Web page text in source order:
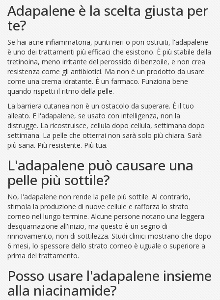
Adapalene è la scelta giusta per
te?
Se hai acne infiammatoria, punti neri o pori ostruiti, l'adapalene
è uno dei trattamenti più efficaci che esistono. È più stabile della
tretinoina, meno irritante del perossido di benzoile, e non crea
resistenza come gli antibiotici. Ma non è un prodotto da usare
come una crema idratante. È un farmaco. Funziona bene
quando rispetti il ritmo della pelle.
La barriera cutanea non è un ostacolo da superare. È il tuo
alleato. E l'adapalene, se usato con intelligenza, non la
distrugge. La ricostruisce, cellula dopo cellula, settimana dopo
settimana. La pelle che otterrai non sarà solo più chiara. Sarà
più sana. Più resistente. Più tua.
L'adapalene può causare una
pelle più sottile?
No, l'adapalene non rende la pelle più sottile. Al contrario,
stimola la produzione di nuove cellule e rafforza lo strato
corneo nel lungo termine. Alcune persone notano una leggera
desquamazione all'inizio, ma questo è un segno di
rinnovamento, non di sottilezza. Studi clinici mostrano che dopo
6 mesi, lo spessore dello strato corneo è uguale o superiore a
prima del trattamento.
Posso usare l'adapalene insieme
alla niacinamide?